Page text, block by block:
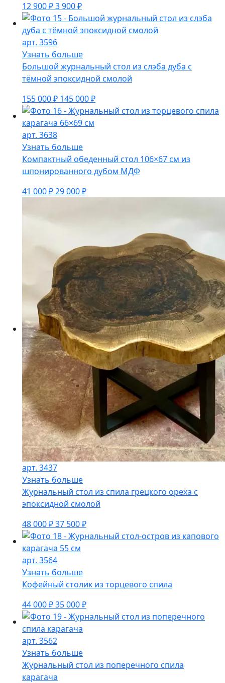
12 900 ₽3 900 ₽
арт. 3596
Узнать больше
Большой журнальный стол из слэба дуба с
тёмной эпоксидной смолой
155 000 ₽ 145 000 ₽
арт. 3638
Узнать больше
Компактный обеденный стол 106×67 см из
шпонированного дубом МДФ
41 000 ₽29 000 ₽
арт. 3437
Узнать больше
Журнальный стол из спила грецкого ореха с
эпоксидной смолой
48 000 ₽37 500 ₽
арт. 3564
Узнать больше
Кофейный столик из торцевого спила
44 000 ₽35 000 ₽
арт. 3562
Узнать больше
Журнальный стол из поперечного спила
карагача